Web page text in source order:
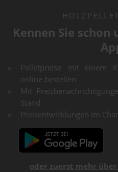
Kennen Sie
Pelletpreise mit einem
online bestellen
Mit
Stand
Preisentwicklungen im
oder zuerst mehr